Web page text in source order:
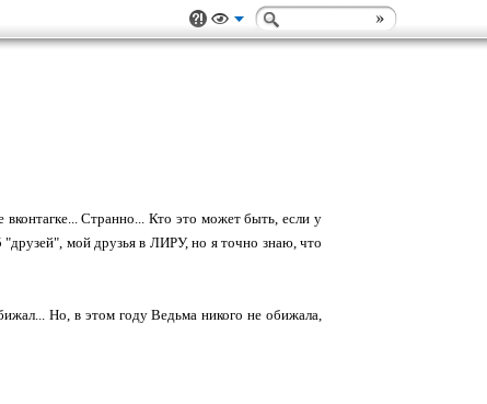
Странно... Кто это может быть, если у
"друзей", мой друзья в ЛИРУ, но я точно знаю, что
Но, в этом году Ведьма никого не обижала,